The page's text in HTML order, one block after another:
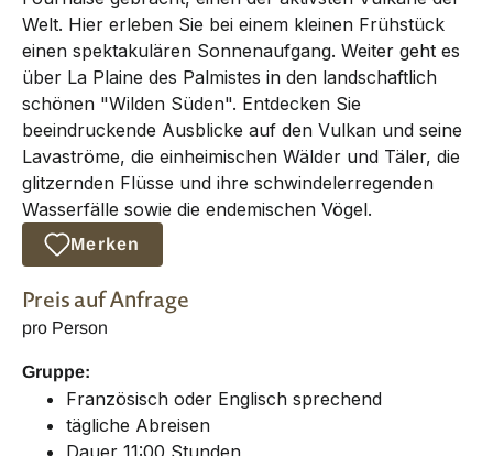
Welt. Hier erleben Sie bei einem kleinen Frühstück
einen spektakulären Sonnenaufgang. Weiter geht es
über La Plaine des Palmistes in den landschaftlich
schönen "Wilden Süden". Entdecken Sie
beeindruckende Ausblicke auf den Vulkan und seine
Lavaströme, die einheimischen Wälder und Täler, die
glitzernden Flüsse und ihre schwindelerregenden
Wasserfälle sowie die endemischen Vögel.
Merken
Preis auf Anfrage
pro Person
Gruppe:
Französisch oder Englisch sprechend
tägliche Abreisen
Dauer 11:00 Stunden